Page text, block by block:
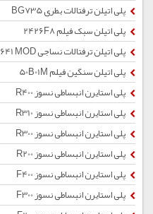
پلی اتیلن ترفتالات بطری BG735
پلی اتیلن سبک فیلم 2426F8
پلی اتیلن ترفتالات نساجی TG641 MOD
پلی اتیلن سنگین فیلم 50B01M
پلی استایرن انبساطی نسوز R400
پلی استایرن انبساطی نسوز R310
پلی استایرن انبساطی نسوز R300
پلی استایرن انبساطی نسوز R200
پلی استایرن انبساطی نسوز F400
پلی استایرن انبساطی نسوز F300